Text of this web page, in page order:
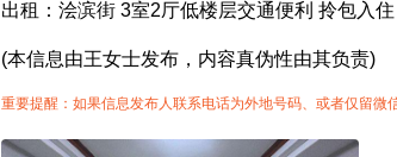
出租：浍滨街 3室2厅低楼层交通便利 拎包入住
(本信息由王女士发布，内容真伪性由其负责)
重要提醒：如果信息发布人联系电话为外地号码、或者仅留微